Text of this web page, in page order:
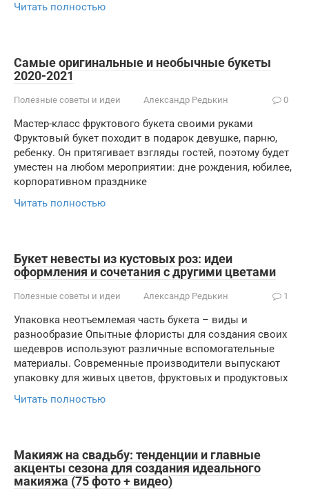
Читать полностью
Самые оригинальные и необычные букеты
2020-2021
Полезные советы и идеи Александр Редькин 0
Мастер-класс фруктового букета своими руками
Фруктовый букет походит в подарок девушке, парню,
ребенку. Он притягивает взгляды гостей, поэтому будет
уместен на любом мероприятии: дне рождения, юбилее,
корпоративном празднике
Читать полностью
Букет невесты из кустовых роз: идеи
оформления и сочетания с другими цветами
Полезные советы и идеи Александр Редькин 1
Упаковка неотъемлемая часть букета – виды и
разнообразие Опытные флористы для создания своих
шедевров используют различные вспомогательные
материалы. Современные производители выпускают
упаковку для живых цветов, фруктовых и продуктовых
Читать полностью
Макияж на свадьбу: тенденции и главные
акценты сезона для создания идеального
макияжа (75 фото + видео)